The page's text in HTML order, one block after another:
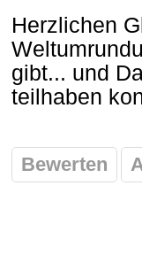
Herzlichen
gibt... und
teilhaben
Bewerten